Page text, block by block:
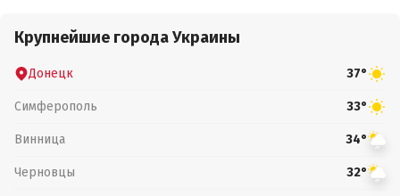
Крупнейшие города Украины
Донецк 37°
Симферополь 33°
Винница 34°
Черновцы 32°